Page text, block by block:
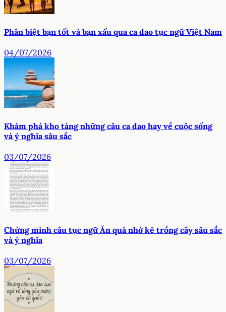
Phân biệt bạn tốt và bạn xấu qua ca dao tục ngữ Việt Nam
04/07/2026
Khám phá kho tàng những câu ca dao hay về cuộc sống
và ý nghĩa sâu sắc
03/07/2026
Chứng minh câu tục ngữ Ăn quả nhớ kẻ trồng cây sâu sắc
và ý nghĩa
03/07/2026